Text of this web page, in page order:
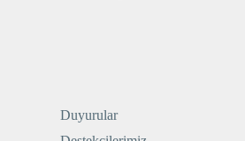
Duyurular